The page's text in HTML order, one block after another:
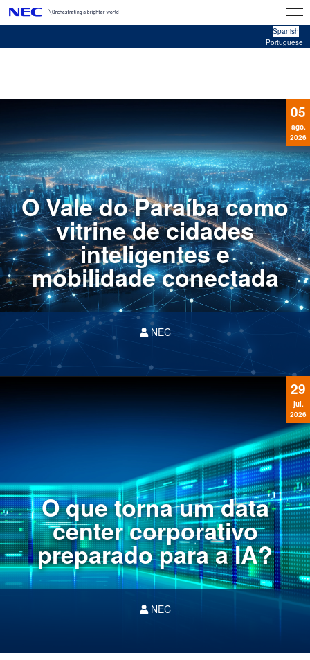
Spanish
Portuguese
Men
u
N
i
a
t
i
o
n
05
ago.
2026
O Vale do Paraíba como
vitrine de cidades
inteligentes e
mobilidade conectada
NEC
29
jul.
2026
O que torna um data
center corporativo
preparado para a IA?
O fluxo massivo de modelos de linguagem de
preditiva mudou para sempre as exigências sobre
NEC